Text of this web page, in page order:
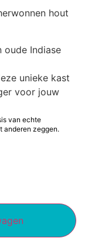
hout
oude Indiase
unieke kast
voor jouw
van echte
anderen zeggen.